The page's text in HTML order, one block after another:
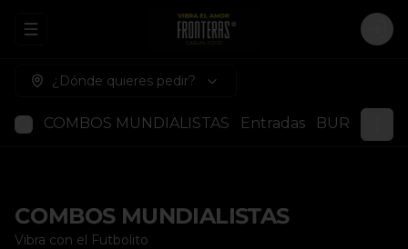
Abrir menu de navegación
¿Dónde quieres pedir?
COMBOS MUNDIALISTAS Entradas BURGER
COMBOS MUNDIALISTAS
Vibra con el Futbolito